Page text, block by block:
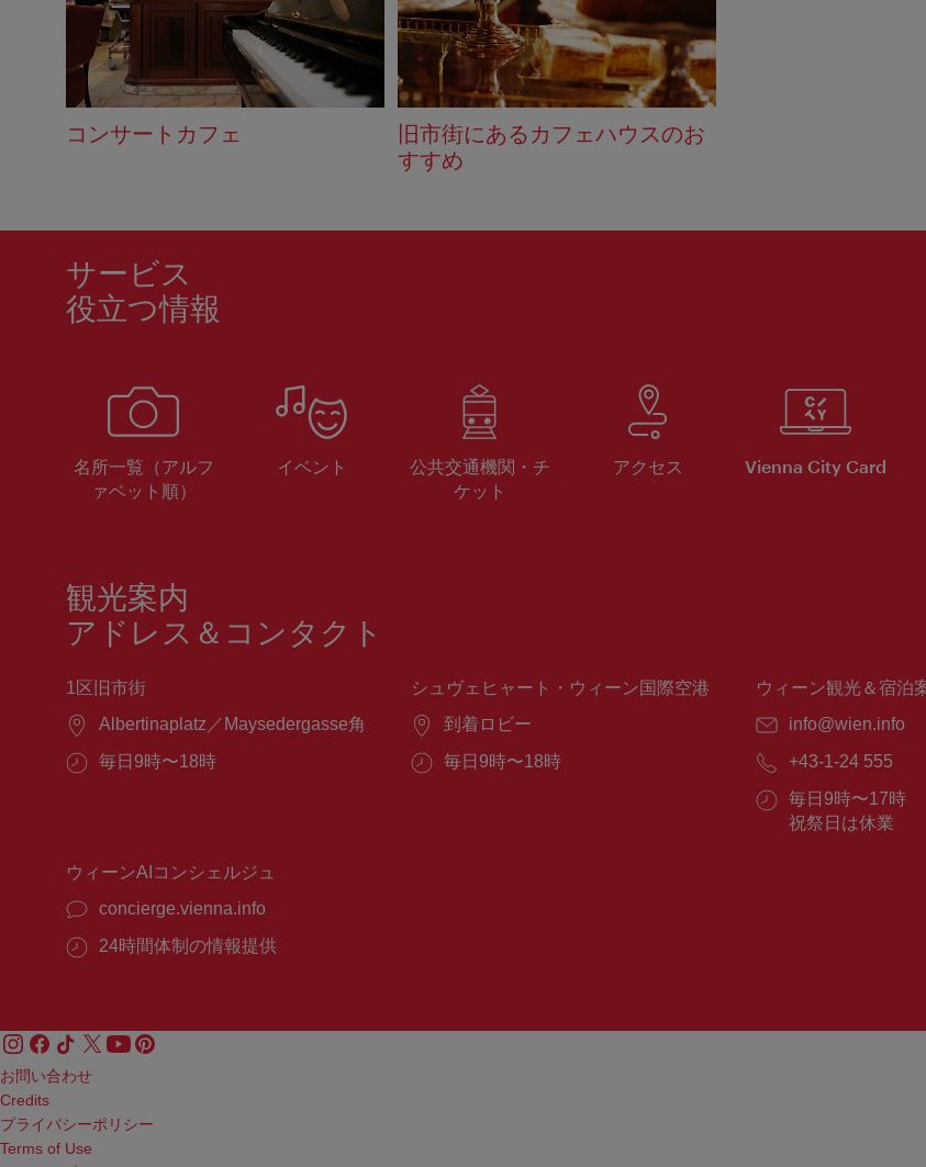
コンサートカフェ
旧市街にあるカフェハウスのお
すすめ
サービス
役立つ情報
名所一覧（アルフ
ァベット順）
イベント
公共交通機関・チ
ケット
アクセス Vienna City Card
観光案内
アドレス＆コンタクト
1区旧市街
場
Albertinaplatz／Maysedergasse角
営
毎日9時〜18時
シュヴェヒャート・ウィーン国際空港
場
到着ロビー
営
毎日9時〜18時
ウィーン観光＆宿泊
E
ー
ル：
info@wien.info
電
番
号：
+43-1-24 555
営
業
毎日9時〜17時
祝祭日は休業
ウィーンAIコンシェルジュ
concierge.vienna.info
24時間体制の情報提供
お問い合わせ
Credits
プライバシーポリシー
Terms of Use